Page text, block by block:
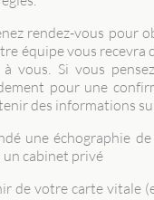
rendez-vous pour
équipe vous
vous. Si vous
pour une
des informations
une échographie
cabinet privé
de votre carte vitale